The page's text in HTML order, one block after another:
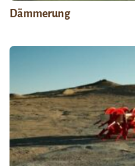
Dämmerung